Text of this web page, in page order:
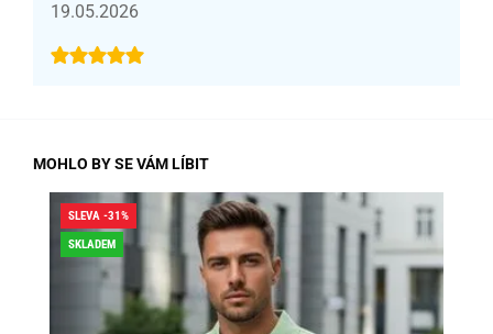
19.05.2026
MOHLO BY SE VÁM LÍBIT
SLEVA -31%
SKLADEM